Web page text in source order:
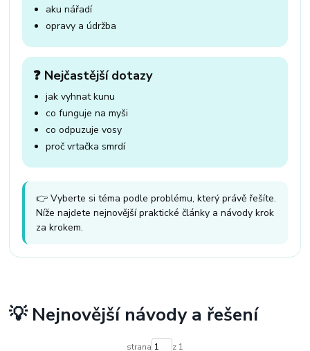
aku nářadí
opravy a údržba
❓ Nejčastější dotazy
jak vyhnat kunu
co funguje na myši
co odpuzuje vosy
proč vrtačka smrdí
👉 Vyberte si téma podle problému, který právě řešíte.
Níže najdete nejnovější praktické články a návody krok
za krokem.
💡 Nejnovější návody a řešení
strana z 1